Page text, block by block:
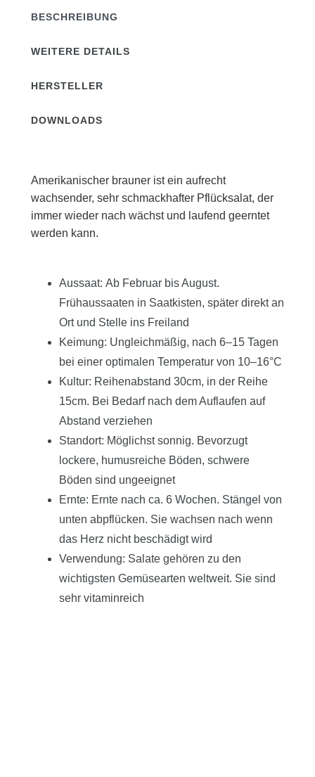
BESCHREIBUNG
WEITERE DETAILS
HERSTELLER
DOWNLOADS
Amerikanischer brauner ist ein aufrecht
wachsender, sehr schmackhafter Pflücksalat, der
immer wieder nach wächst und laufend geerntet
werden kann.
Aussaat: Ab Februar bis August.
Frühaussaaten in Saatkisten, später direkt an
Ort und Stelle ins Freiland
Keimung: Ungleichmäßig, nach 6–15 Tagen
bei einer optimalen Temperatur von 10–16°C
Kultur: Reihenabstand 30cm, in der Reihe
15cm. Bei Bedarf nach dem Auflaufen auf
Abstand verziehen
Standort: Möglichst sonnig. Bevorzugt
lockere, humusreiche Böden, schwere
Böden sind ungeeignet
Ernte: Ernte nach ca. 6 Wochen. Stängel von
unten abpflücken. Sie wachsen nach wenn
das Herz nicht beschädigt wird
Verwendung: Salate gehören zu den
wichtigsten Gemüsearten weltweit. Sie sind
sehr vitaminreich